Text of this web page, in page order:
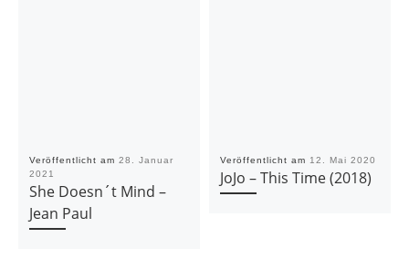
Veröffentlicht am 28. Januar
2021
She Doesn´t Mind –
Jean Paul
Veröffentlicht am 12. Mai 2020
JoJo – This Time (2018)